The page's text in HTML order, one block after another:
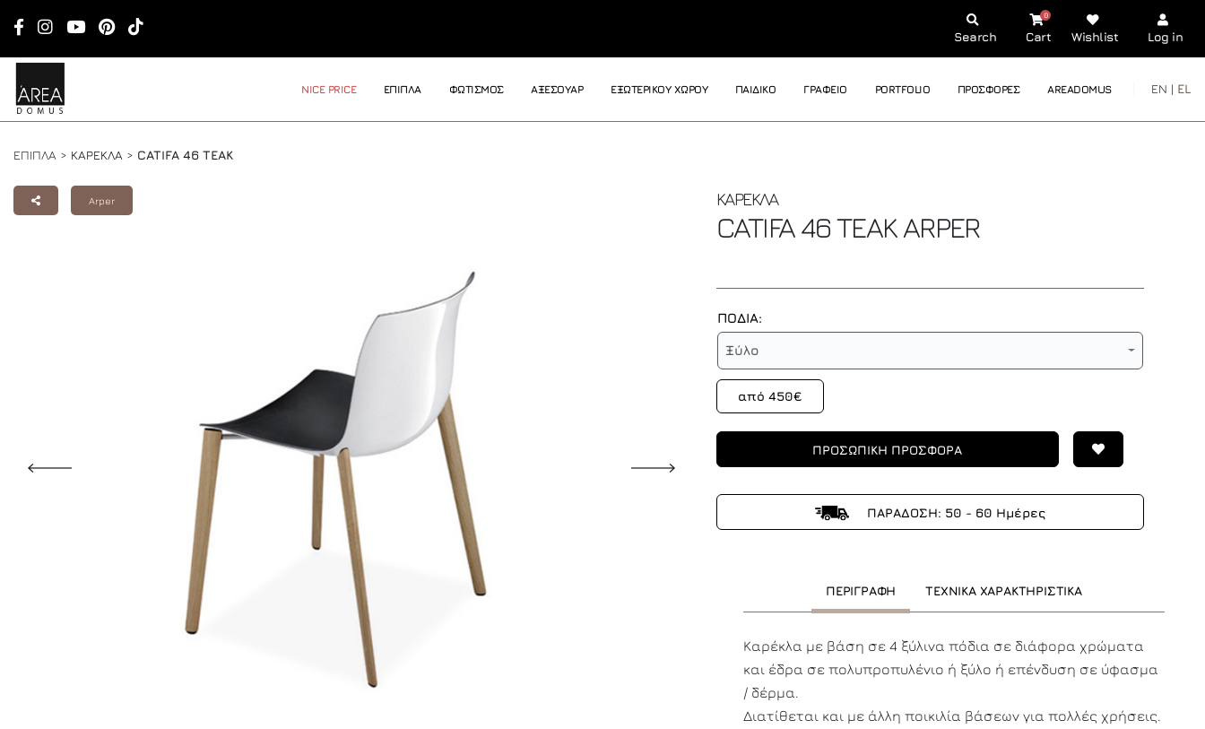
Search Cart
0
Wishlist Log in
NICE PRICE ΕΠΙΠΛΑ ΦΩΤΙΣΜΟΣ ΑΞΕΣΟΥΑΡ ΕΞΩΤΕΡΙΚΟΥ ΧΩΡΟΥ ΠΑΙΔΙΚΟ ΓΡΑΦΕΙΟ PORTFOLIO ΠΡΟΣΦΟΡΕΣ AREADOMUS EN | EL
ΕΠΙΠΛΑ > ΚΑΡΕΚΛΑ > CATIFA 46 TEAK
Arper ΚΑΡΕΚΛΑ
CATIFA 46 TEAKARPER
ΠΟΔΙΑ:
Ξύλο
από 450€
ΠΡΟΣΩΠΙΚΗ ΠΡΟΣΦΟΡΑ
ΠΑΡΑΔΟΣΗ: 50 - 60 Ημέρες
ΠΕΡΙΓΡΑΦΗ ΤΕΧΝΙΚΑ ΧΑΡΑΚΤΗΡΙΣΤΙΚΑ
Καρέκλα με βάση σε 4 ξύλινα πόδια σε διάφορα χρώματα
και έδρα σε πολυπροπυλένιο ή ξύλο ή επένδυση σε ύφασμα
/ δέρμα.
Διατίθεται και με άλλη ποικιλία βάσεων για πολλές χρήσεις.